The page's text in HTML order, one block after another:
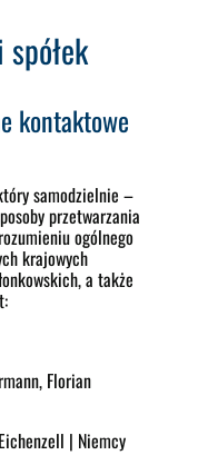
kontaktowe
samodzielnie –
przetwarzania
ogólnego
krajowych
a także
Florian
| Niemcy